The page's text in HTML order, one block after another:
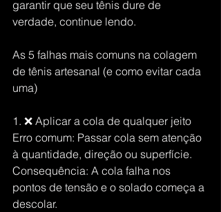
garantir que seu tênis dure de
verdade, continue lendo.
As 5 falhas mais comuns na colagem
de tênis artesanal (e como evitar cada
uma)
1. ❌ Aplicar a cola de qualquer jeito
Erro comum: Passar cola sem atenção
à quantidade, direção ou superfície.
Consequência: A cola falha nos
pontos de tensão e o solado começa a
descolar.